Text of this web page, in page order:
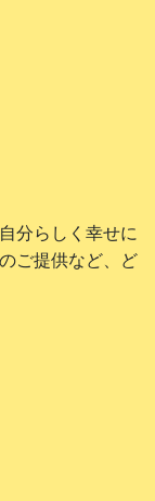
分らしく幸せに
ご提供など、ど